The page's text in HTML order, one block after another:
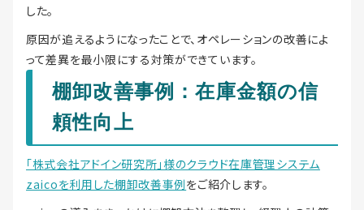
した。
原因が追えるようになったことで、オペレーションの改善によ
って差異を最小限にする対策ができています。
棚卸改善事例：在庫金額の信
頼性向上
「株式会社アドイン研究所」様のクラウド在庫管理システム
zaicoを利用した棚卸改善事例をご紹介します。